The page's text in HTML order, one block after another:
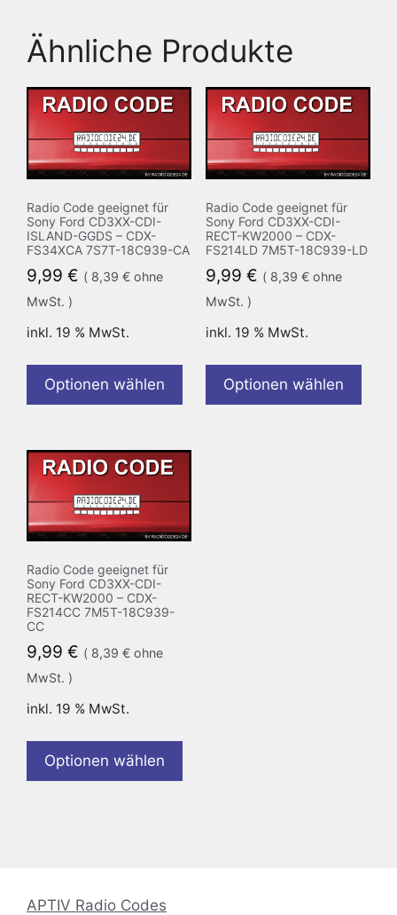
Ähnliche Produkte
Radio Code geeignet für
Sony Ford CD3XX-CDI-
ISLAND-GGDS – CDX-
FS34XCA 7S7T-18C939-CA
9,99 € ( 8,39 € ohne
MwSt. )
inkl. 19 % MwSt.
Optionen wählen
Radio Code geeignet für
Sony Ford CD3XX-CDI-
RECT-KW2000 – CDX-
FS214LD 7M5T-18C939-LD
9,99 € ( 8,39 €ohne
MwSt. )
inkl. 19 % MwSt.
Optionen wählen
Radio Code geeignet für
Sony Ford CD3XX-CDI-
RECT-KW2000 – CDX-
FS214CC 7M5T-18C939-
CC
9,99 € ( 8,39 € ohne
MwSt. )
inkl. 19 % MwSt.
Optionen wählen
APTIV Radio Codes